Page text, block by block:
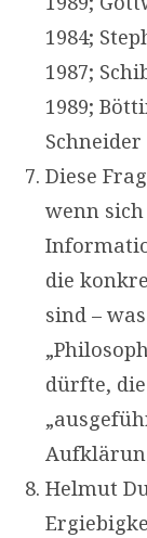
1984;
1987;
1989;
Schneider
Diese
wenn
die
sind –
dürfte,
Helmut